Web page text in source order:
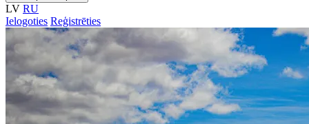
LV RU
Ielogoties Reģistrēties